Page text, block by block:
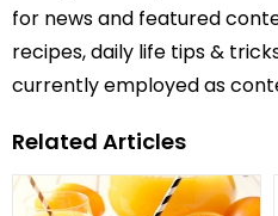
for news and featured
recipes, daily life tips &
currently employed as
Related Articles